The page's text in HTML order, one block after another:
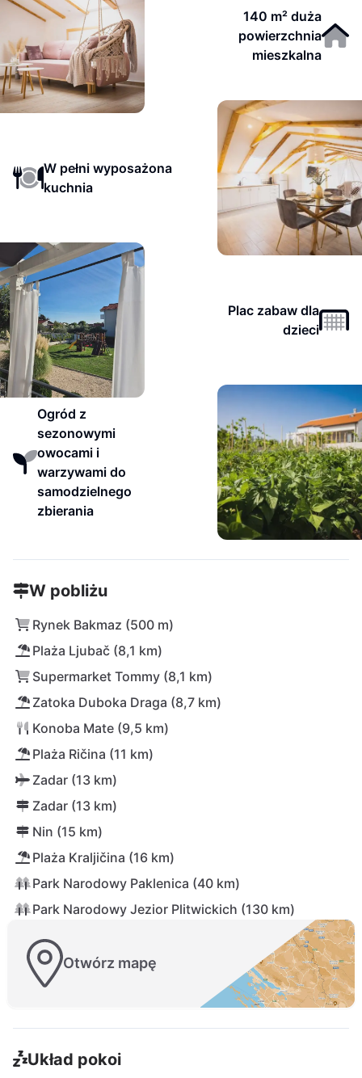
140 m² duża
powierzchnia
mieszkalna
W pełni wyposażona
kuchnia
Plac zabaw dla
dzieci
Ogród z
sezonowymi
owocami i
warzywami do
samodzielnego
zbierania
W pobliżu
Rynek Bakmaz (500 m)
Plaża Ljubač (8,1 km)
Supermarket Tommy (8,1 km)
Zatoka Duboka Draga (8,7 km)
Konoba Mate (9,5 km)
Plaża Ričina (11 km)
Zadar (13 km)
Zadar (13 km)
Nin (15 km)
Plaża Kraljičina (16 km)
Park Narodowy Paklenica (40 km)
Park Narodowy Jezior Plitwickich (130 km)
Otwórz mapę
Układ pokoi